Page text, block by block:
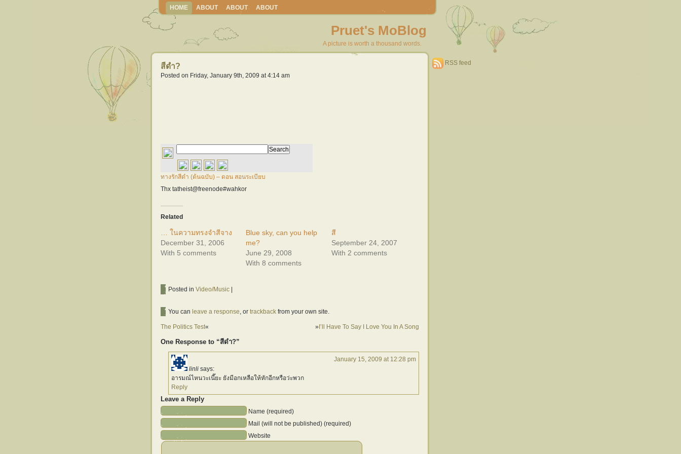
HOME ABOUT ABOUT ABOUT
Pruet's MoBlog
A picture is worth a thousand words.
สีดำ?
Posted on Friday, January 9th, 2009 at 4:14 am
ทางรักสีดำ (ต้นฉบับ) – ดอน สอนระเบียบ
Thx tatheist@freenode#wahkor
Related
… ในความทรงจำสีจาง
December 31, 2006
With 5 comments
Blue sky, can you help
me?
June 29, 2008
With 8 comments
สี
September 24, 2007
With 2 comments
Posted in Video/Music
You can leave a response, or trackback from your own site.
The Politics Test« » I’ll Have To Say I Love You In A Song
One Response to “สีดำ?”
linli says:
January 15, 2009 at 12:28 pm
อารมณ์ไหนวะเนี๊ยะ ยังมีอกเหลือให้หักอีกหรือว่ะพวก
Reply
Leave a Reply
Name (required)
Mail (will not be published) (required)
Website
RSS feed